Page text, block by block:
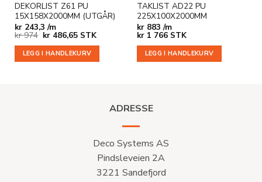
DEKORLIST Z61 PU
15X158X2000MM (UTGÅR)
kr243,3 /m
kr974 Opprinnelig
var:
kr 974.
kr486,65Nåværende
er:
kr 486,65.
STK
LEGG I HANDLEKURV
TAKLIST AD22 PU
225X100X2000MM
kr883 /m
kr1 766 STK
LEGG I HANDLEKURV
ADRESSE
Deco Systems AS
Pindsleveien 2A
3221 Sandefjord